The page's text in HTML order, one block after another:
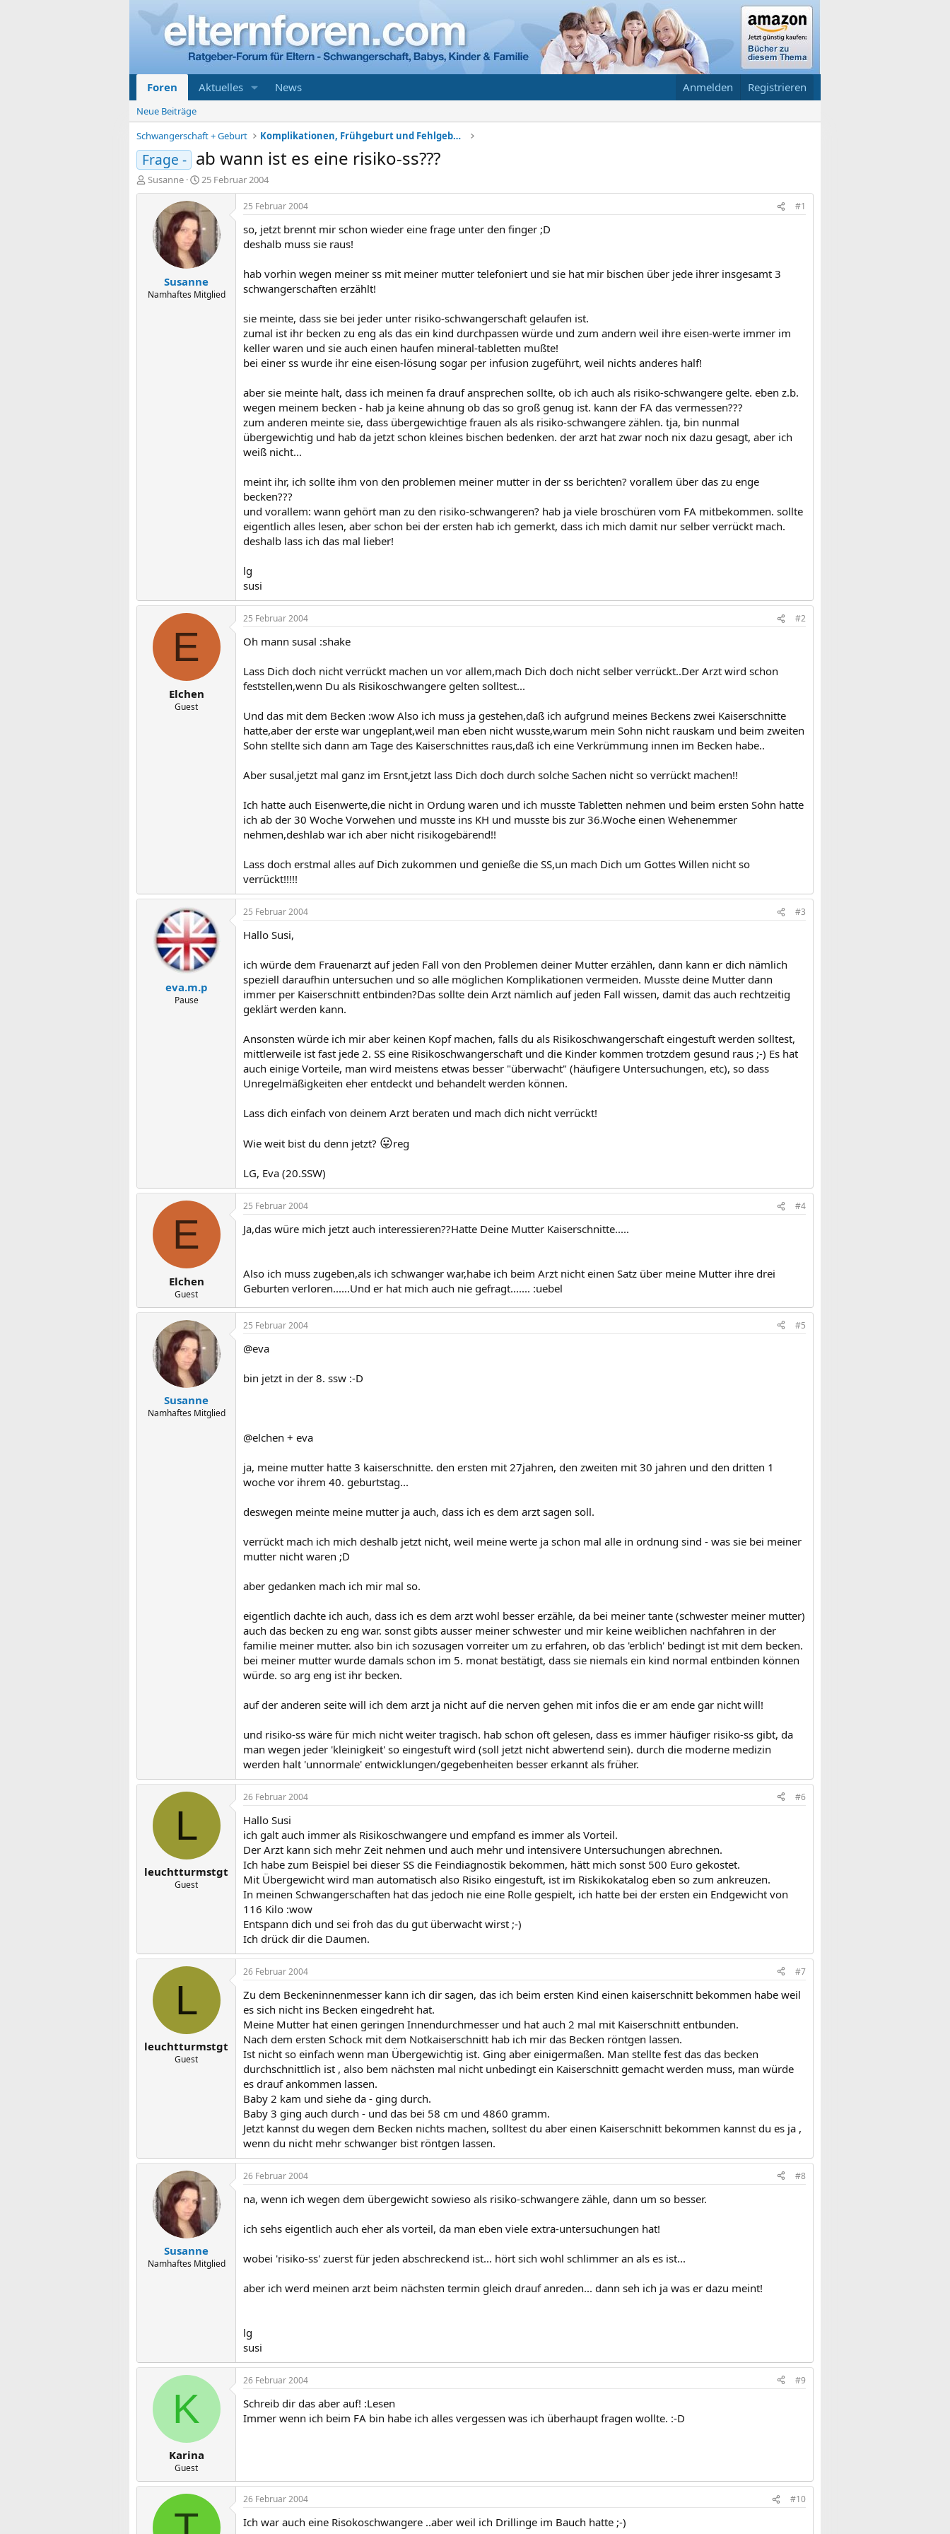
Foren Aktuelles News Anmelden Registrieren
Neue Beiträge
Schwangerschaft + Geburt
Komplikationen, Frühgeburt und Fehlgeburt
Frage - ab wann ist es eine risiko-ss???
E
r
Susanne
E
r
s
e
l
l
t
a
m
25 Februar 2004
Susanne
Namhaftes Mitglied
25 Februar 2004 #1
so, jetzt brennt mir schon wieder eine frage unter den finger ;D
deshalb muss sie raus!
hab vorhin wegen meiner ss mit meiner mutter telefoniert und sie hat mir bischen über jede ihrer insgesamt 3
schwangerschaften erzählt!
sie meinte, dass sie bei jeder unter risiko-schwangerschaft gelaufen ist.
zumal ist ihr becken zu eng als das ein kind durchpassen würde und zum andern weil ihre eisen-werte immer im
keller waren und sie auch einen haufen mineral-tabletten mußte!
bei einer ss wurde ihr eine eisen-lösung sogar per infusion zugeführt, weil nichts anderes half!
aber sie meinte halt, dass ich meinen fa drauf ansprechen sollte, ob ich auch als risiko-schwangere gelte. eben z.b.
wegen meinem becken - hab ja keine ahnung ob das so groß genug ist. kann der FA das vermessen???
zum anderen meinte sie, dass übergewichtige frauen als als risiko-schwangere zählen. tja, bin nunmal
übergewichtig und hab da jetzt schon kleines bischen bedenken. der arzt hat zwar noch nix dazu gesagt, aber ich
weiß nicht...
meint ihr, ich sollte ihm von den problemen meiner mutter in der ss berichten? vorallem über das zu enge
becken???
und vorallem: wann gehört man zu den risiko-schwangeren? hab ja viele broschüren vom FA mitbekommen. sollte
eigentlich alles lesen, aber schon bei der ersten hab ich gemerkt, dass ich mich damit nur selber verrückt mach.
deshalb lass ich das mal lieber!
lg
susi
E
Elchen
Guest
25 Februar 2004 #2
Oh mann susal :shake
Lass Dich doch nicht verrückt machen un vor allem,mach Dich doch nicht selber verrückt..Der Arzt wird schon
feststellen,wenn Du als Risikoschwangere gelten solltest...
Und das mit dem Becken :wow Also ich muss ja gestehen,daß ich aufgrund meines Beckens zwei Kaiserschnitte
hatte,aber der erste war ungeplant,weil man eben nicht wusste,warum mein Sohn nicht rauskam und beim zweiten
Sohn stellte sich dann am Tage des Kaiserschnittes raus,daß ich eine Verkrümmung innen im Becken habe..
Aber susal,jetzt mal ganz im Ersnt,jetzt lass Dich doch durch solche Sachen nicht so verrückt machen!!
Ich hatte auch Eisenwerte,die nicht in Ordung waren und ich musste Tabletten nehmen und beim ersten Sohn hatte
ich ab der 30 Woche Vorwehen und musste ins KH und musste bis zur 36.Woche einen Wehenemmer
nehmen,deshlab war ich aber nicht risikogebärend!!
Lass doch erstmal alles auf Dich zukommen und genieße die SS,un mach Dich um Gottes Willen nicht so
verrückt!!!!!
eva.m.p
Pause
25 Februar 2004 #3
Hallo Susi,
ich würde dem Frauenarzt auf jeden Fall von den Problemen deiner Mutter erzählen, dann kann er dich nämlich
speziell daraufhin untersuchen und so alle möglichen Komplikationen vermeiden. Musste deine Mutter dann
immer per Kaiserschnitt entbinden?Das sollte dein Arzt nämlich auf jeden Fall wissen, damit das auch rechtzeitig
geklärt werden kann.
Ansonsten würde ich mir aber keinen Kopf machen, falls du als Risikoschwangerschaft eingestuft werden solltest,
mittlerweile ist fast jede 2. SS eine Risikoschwangerschaft und die Kinder kommen trotzdem gesund raus ;-) Es hat
auch einige Vorteile, man wird meistens etwas besser "überwacht" (häufigere Untersuchungen, etc), so dass
Unregelmäßigkeiten eher entdeckt und behandelt werden können.
Lass dich einfach von deinem Arzt beraten und mach dich nicht verrückt!
Wie weit bist du denn jetzt? 😛reg
LG, Eva (20.SSW)
E
Elchen
Guest
25 Februar 2004 #4
Ja,das würe mich jetzt auch interessieren??Hatte Deine Mutter Kaiserschnitte.....
Also ich muss zugeben,als ich schwanger war,habe ich beim Arzt nicht einen Satz über meine Mutter ihre drei
Geburten verloren......Und er hat mich auch nie gefragt....... :uebel
Susanne
Namhaftes Mitglied
25 Februar 2004 #5
@eva
bin jetzt in der 8. ssw :-D
@elchen + eva
ja, meine mutter hatte 3 kaiserschnitte. den ersten mit 27jahren, den zweiten mit 30 jahren und den dritten 1
woche vor ihrem 40. geburtstag...
deswegen meinte meine mutter ja auch, dass ich es dem arzt sagen soll.
verrückt mach ich mich deshalb jetzt nicht, weil meine werte ja schon mal alle in ordnung sind - was sie bei meiner
mutter nicht waren ;D
aber gedanken mach ich mir mal so.
eigentlich dachte ich auch, dass ich es dem arzt wohl besser erzähle, da bei meiner tante (schwester meiner mutter)
auch das becken zu eng war. sonst gibts ausser meiner schwester und mir keine weiblichen nachfahren in der
familie meiner mutter. also bin ich sozusagen vorreiter um zu erfahren, ob das 'erblich' bedingt ist mit dem becken.
bei meiner mutter wurde damals schon im 5. monat bestätigt, dass sie niemals ein kind normal entbinden können
würde. so arg eng ist ihr becken.
auf der anderen seite will ich dem arzt ja nicht auf die nerven gehen mit infos die er am ende gar nicht will!
und risiko-ss wäre für mich nicht weiter tragisch. hab schon oft gelesen, dass es immer häufiger risiko-ss gibt, da
man wegen jeder 'kleinigkeit' so eingestuft wird (soll jetzt nicht abwertend sein). durch die moderne medizin
werden halt 'unnormale' entwicklungen/gegebenheiten besser erkannt als früher.
L
leuchtturmstgt
Guest
26 Februar 2004 #6
Hallo Susi
ich galt auch immer als Risikoschwangere und empfand es immer als Vorteil.
Der Arzt kann sich mehr Zeit nehmen und auch mehr und intensivere Untersuchungen abrechnen.
Ich habe zum Beispiel bei dieser SS die Feindiagnostik bekommen, hätt mich sonst 500 Euro gekostet.
Mit Übergewicht wird man automatisch also Risiko eingestuft, ist im Riskikokatalog eben so zum ankreuzen.
In meinen Schwangerschaften hat das jedoch nie eine Rolle gespielt, ich hatte bei der ersten ein Endgewicht von
116 Kilo :wow
Entspann dich und sei froh das du gut überwacht wirst ;-)
Ich drück dir die Daumen.
L
leuchtturmstgt
Guest
26 Februar 2004 #7
Zu dem Beckeninnenmesser kann ich dir sagen, das ich beim ersten Kind einen kaiserschnitt bekommen habe weil
es sich nicht ins Becken eingedreht hat.
Meine Mutter hat einen geringen Innendurchmesser und hat auch 2 mal mit Kaiserschnitt entbunden.
Nach dem ersten Schock mit dem Notkaiserschnitt hab ich mir das Becken röntgen lassen.
Ist nicht so einfach wenn man Übergewichtig ist. Ging aber einigermaßen. Man stellte fest das das becken
durchschnittlich ist , also bem nächsten mal nicht unbedingt ein Kaiserschnitt gemacht werden muss, man würde
es drauf ankommen lassen.
Baby 2 kam und siehe da - ging durch.
Baby 3 ging auch durch - und das bei 58 cm und 4860 gramm.
Jetzt kannst du wegen dem Becken nichts machen, solltest du aber einen Kaiserschnitt bekommen kannst du es ja ,
wenn du nicht mehr schwanger bist röntgen lassen.
Susanne
Namhaftes Mitglied
26 Februar 2004 #8
na, wenn ich wegen dem übergewicht sowieso als risiko-schwangere zähle, dann um so besser.
ich sehs eigentlich auch eher als vorteil, da man eben viele extra-untersuchungen hat!
wobei 'risiko-ss' zuerst für jeden abschreckend ist... hört sich wohl schlimmer an als es ist...
aber ich werd meinen arzt beim nächsten termin gleich drauf anreden... dann seh ich ja was er dazu meint!
lg
susi
K
Karina
Guest
26 Februar 2004 #9
Schreib dir das aber auf! :Lesen
Immer wenn ich beim FA bin habe ich alles vergessen was ich überhaupt fragen wollte. :-D
26 Februar 2004 #10
Ich war auch eine Risokoschwangere ..aber weil ich Drillinge im Bauch hatte ;-)